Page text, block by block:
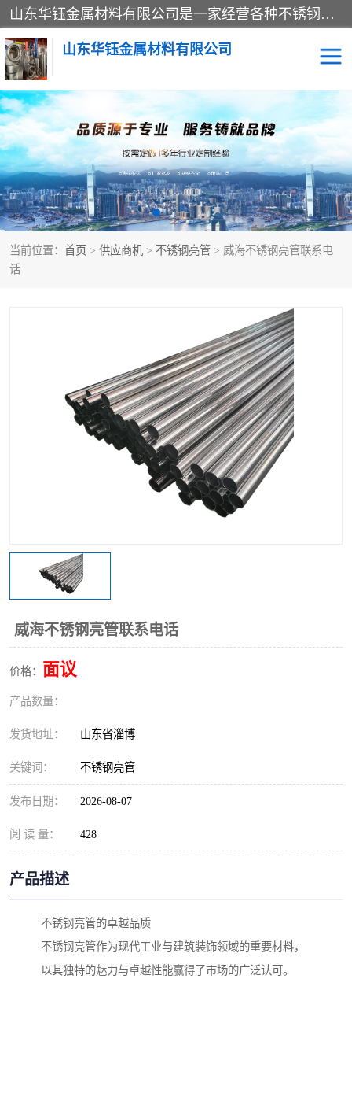
山东华钰金属材料有限公司是一家经营各种不锈钢管材、板材、圆钢、法兰、封头、型材等产品的公司；主营产品有：不锈钢管，激光切割，管件标准件，不锈钢圆钢，不锈钢人孔，不锈钢亮管，不锈钢角钢，不锈钢加工，不锈钢管子，不锈钢工业方管，不锈钢封头，不锈钢法兰，不锈钢阀门，不锈钢槽钢，不锈钢扁钢，不锈钢板等；可为客户制作各种规格的型材及不锈钢配件、非标准件及各种容器具等，能满足客户的不同采购要求。
山东华钰金属材料有限公司
当前位置： 首页 > 供应商机 > 不锈钢亮管 > 威海不锈钢亮管联系电
话
威海不锈钢亮管联系电话
价格： 面议
产品数量：
发货地址： 山东省淄博
关键词： 不锈钢亮管
发布日期： 2026-08-07
阅 读 量： 428
产品描述
不锈钢亮管的卓越品质
不锈钢亮管作为现代工业与建筑装饰领域的重要材料，
以其独特的魅力与卓越性能赢得了市场的广泛认可。
不锈钢管 激光切割
管件标准件 不锈钢圆钢
不锈钢人孔 不锈钢亮管
不锈钢角钢 不锈钢加工
不锈钢法兰
不锈钢槽钢
不锈钢扁钢